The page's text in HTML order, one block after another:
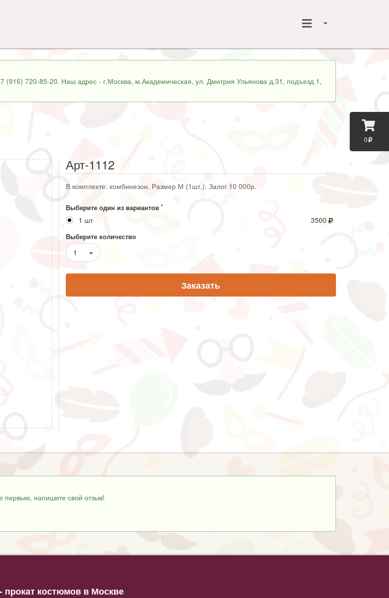
0
(916) 720-85-20. Наш адрес - г.Москва, м.Академическая, ул. Дмитрия Ульянова д.31, подъезд 1,
Арт-1112
В комплекте: комбинезон. Размер М (1шт.). Залог 10 000р.
Выберите один из вариантов
1 шт 3500
Выберите количество
1
Заказать
первым, напишите свой отзыв!
костюмов в Москве